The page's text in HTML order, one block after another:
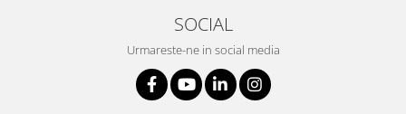
SOCIAL
Urmareste-ne in social media